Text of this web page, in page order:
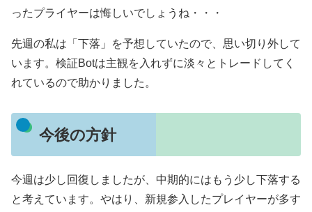
ったプライヤーは悔しいでしょうね・・・
先週の私は「下落」を予想していたので、思い切り外して
います。検証Botは主観を入れずに淡々とトレードしてく
れているので助かりました。
今後の方針
今週は少し回復しましたが、中期的にはもう少し下落する
と考えています。やはり、新規参入したプレイヤーが多す